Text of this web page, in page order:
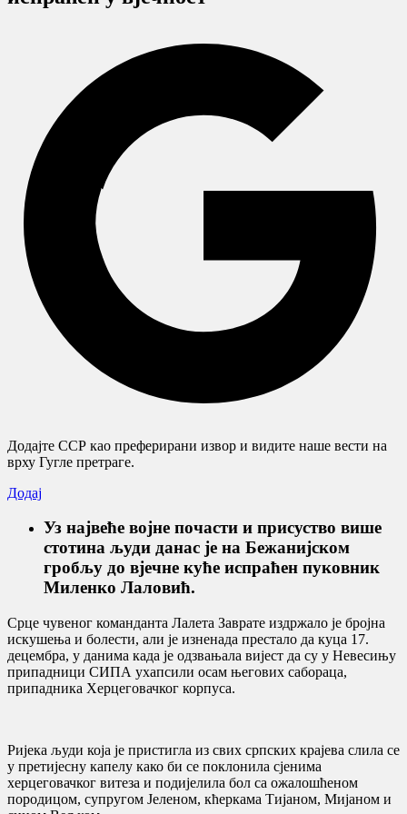
Додајте ССР као преферирани извор и видите наше вести на
врху Гугле претраге.
Додај
Уз највеће војне почасти и присуство више
стотина људи данас је на Бежанијском
гробљу до вјечне куће испраћен пуковник
Миленко Лаловић.
Срце чувеног команданта Лалета Заврате издржало је бројна
искушења и болести, али је изненада престало да куца 17.
децембра, у данима када је одзвањала вијест да су у Невесињу
припадници СИПА ухапсили осам његових сабораца,
припадника Херцеговачког корпуса.
Ријека људи која је пристигла из свих српских крајева слила се
у претијесну капелу како би се поклонила сјенима
херцеговачког витеза и подијелила бол са ожалошћеном
породицом, супругом Јеленом, кћеркама Тијаном, Мијаном и